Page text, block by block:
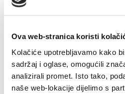
Ova web-stranica koristi
Kolačiće upotrebljavamo kako
sadržaj i oglase, omogućili
analizirali promet. Isto tako,
naše web-lokacije dijelimo s
Multimedia
Turistički ured
Villa Nika, Kamberovo šetalište 30